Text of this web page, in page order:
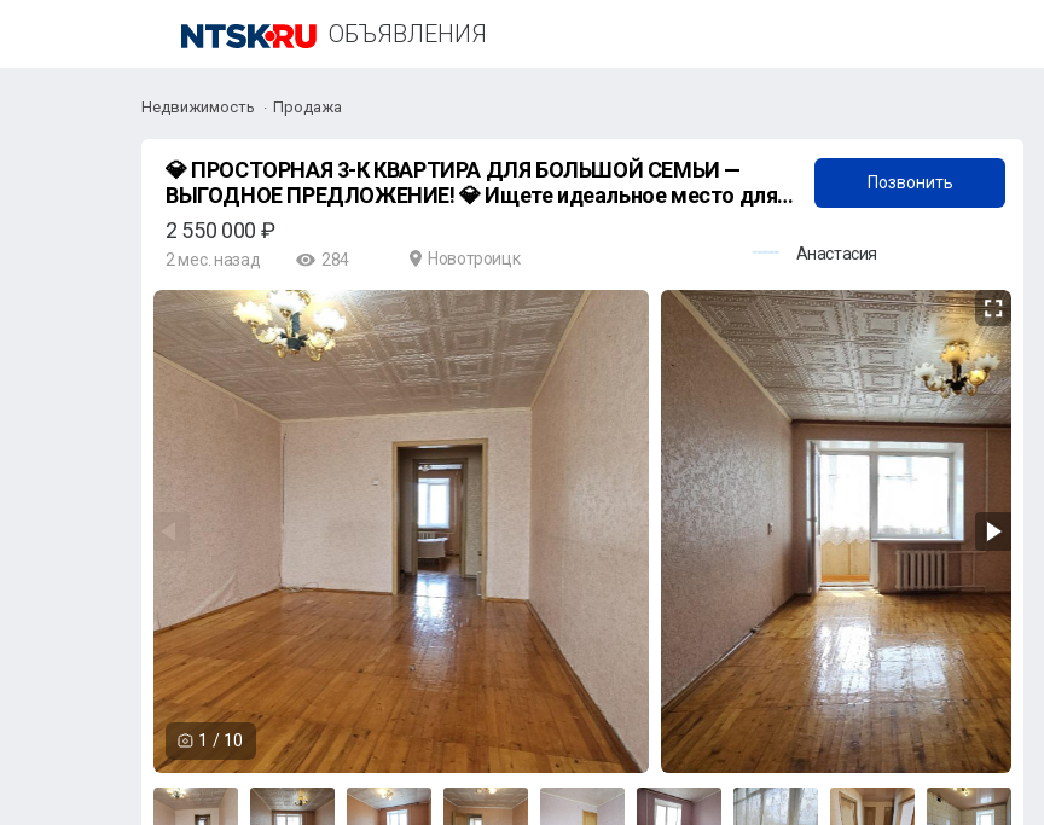
ОБЪЯВЛЕНИЯ
+7 (987) 873-01-47
Недвижимость Продажа
1 / 10
💎 ПРОСТОРНАЯ 3-К КВАРТИРА ДЛЯ БОЛЬШОЙ СЕМЬИ —
ВЫГОДНОЕ ПРЕДЛОЖЕНИЕ! 💎 Ищете идеальное место для
жиз
Позвонить
2 550 000 ₽
2 мес. назад 284 Новотроицк Анастасия